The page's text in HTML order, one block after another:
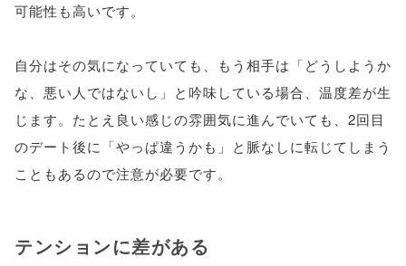
可能性も高いです。
自分はその気になっていても、もう相手は「どうしようか
な、悪い人ではないし」と吟味している場合、温度差が生
じます。たとえ良い感じの雰囲気に進んでいても、2回目
のデート後に「やっぱ違うかも」と脈なしに転じてしまう
こともあるので注意が必要です。
テンションに差がある